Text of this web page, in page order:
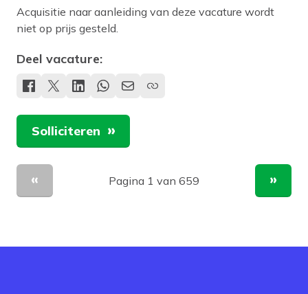
Acquisitie naar aanleiding van deze vacature wordt
niet op prijs gesteld.
Deel vacature:
Solliciteren
Vorige pagina
Pagina 1 van 659